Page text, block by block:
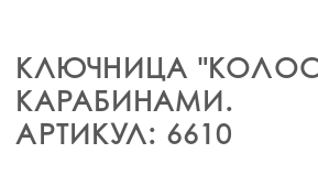
КЛЮЧНИЦА "КОЛОС
КАРАБИНАМИ.
АРТИКУЛ: 6610